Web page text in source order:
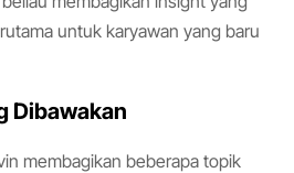
untuk karyawan yang baru
Dibawakan
membagikan beberapa topik